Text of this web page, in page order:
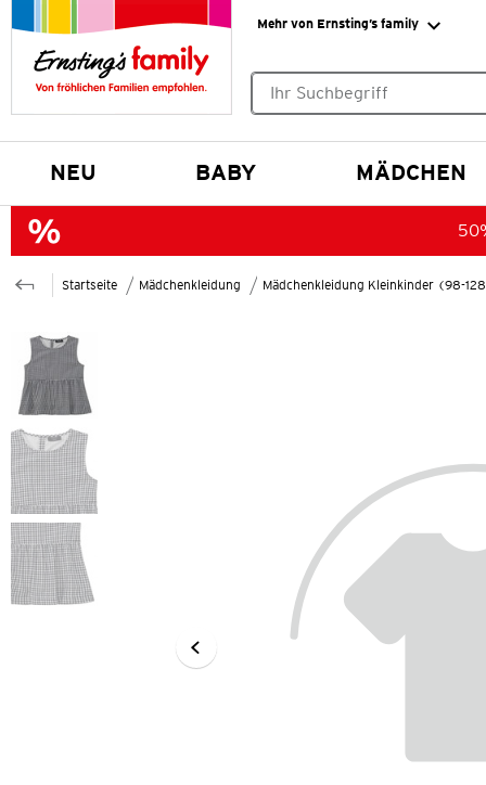
Mehr von Ernsting’s family
NEU BABY MÄDCHEN
Startseite Mädchenkleidung Mädchenkleidung Kleinkinder (98-